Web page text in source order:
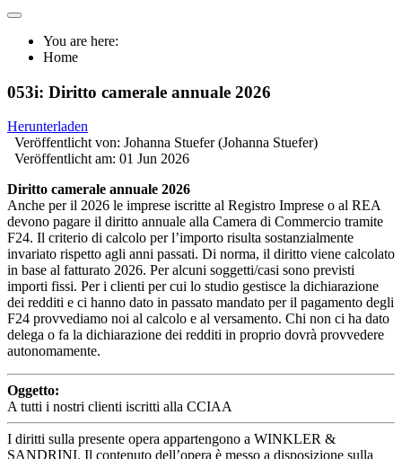
You are here:
Home
053i: Diritto camerale annuale 2026
Herunterladen
Veröffentlicht von: Johanna Stuefer (Johanna Stuefer)
Veröffentlicht am: 01 Jun 2026
Diritto camerale annuale 2026
Anche per il 2026 le imprese iscritte al Registro Imprese o al REA
devono pagare il diritto annuale alla Camera di Commercio tramite
F24. Il criterio di calcolo per l’importo risulta sostanzialmente
invariato rispetto agli anni passati. Di norma, il diritto viene calcolato
in base al fatturato 2026. Per alcuni soggetti/casi sono previsti
importi fissi. Per i clienti per cui lo studio gestisce la dichiarazione
dei redditi e ci hanno dato in passato mandato per il pagamento degli
F24 provvediamo noi al calcolo e al versamento. Chi non ci ha dato
delega o fa la dichiarazione dei redditi in proprio dovrà provvedere
autonomamente.
Oggetto:
A tutti i nostri clienti iscritti alla CCIAA
I diritti sulla presente opera appartengono a WINKLER &
SANDRINI. Il contenuto dell’opera è messo a disposizione sulla